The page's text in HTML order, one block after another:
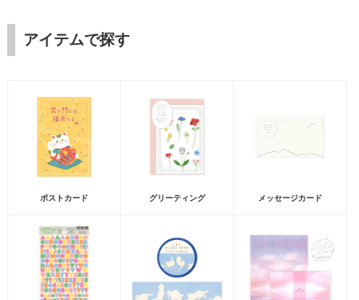
アイテムで探す
ポストカード グリーティング メッセージカード